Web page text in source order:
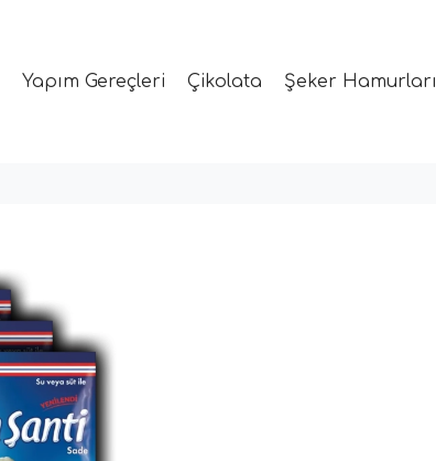
Yapım Gereçleri Çikolata Şeker Hamurları